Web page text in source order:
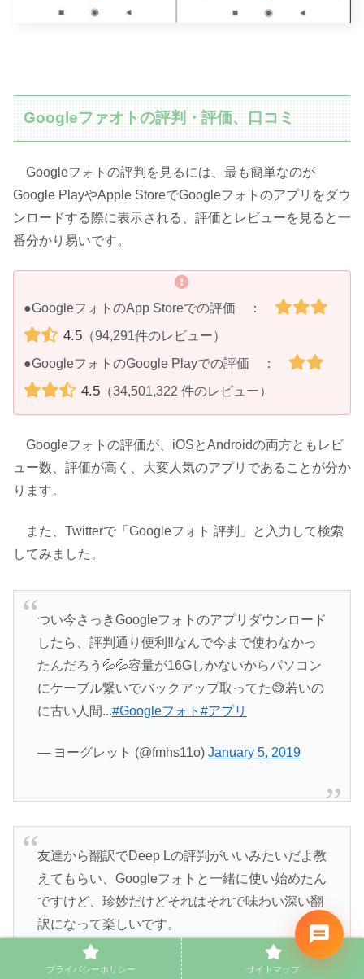
Googleファオトの評判・評価、口コミ
Googleフォトの評判を見るには、最も簡単なのが
Google PlayやApple StoreでGoogleフォトのアプリをダウ
ンロードする際に表示される、評価とレビューを見ると一
番分かり易いです。
●GoogleフォトのApp Storeでの評価 ：
4.5（94,291件のレビュー）
●GoogleフォトのGoogle Playでの評価 ：
4.5（34,501,322 件のレビュー）
Googleフォトの評価が、iOSとAndroidの両方ともレビ
ュー数、評価が高く、大変人気のアプリであることが分か
ります。
また、Twitterで「Googleフォト 評判」と入力して検索
してみました。
つい今さっきGoogleフォトのアプリダウンロード
したら、評判通り便利‼️なんで今まで使わなかっ
たんだろう💦💦容量が16Gしかないからパソコン
にケーブル繋いでバックアップ取ってた😅若いの
に古い人間...#Googleフォト #アプリ
— ヨーグレット (@fmhs11o) January 5, 2019
友達から翻訳でDeep Lの評判がいいみたいだよ教
えてもらい、Googleフォトと一緒に使い始めたん
ですけど、珍妙だけどそれはそれで味わい深い翻
訳になって楽しいです。
pic.twitter.com/FIcQIAx4VI
プライバシーホリシー サイトマップ